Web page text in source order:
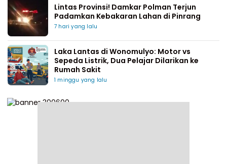
Lintas Provinsi! Damkar Polman Terjun
Padamkan Kebakaran Lahan di Pinrang
7 hari yang lalu
Laka Lantas di Wonomulyo: Motor vs
Sepeda Listrik, Dua Pelajar Dilarikan ke
Rumah Sakit
1 minggu yang lalu